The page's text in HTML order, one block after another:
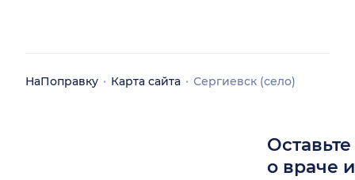
НаПоправку Карта сайта Сергиевск (село)
о враче